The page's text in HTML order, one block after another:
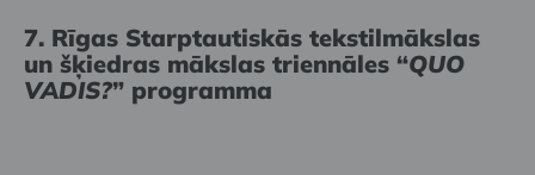
7. Rīgas Starptautiskās tekstilmākslas
un šķiedras mākslas triennāles “QUO
VADIS?” programma